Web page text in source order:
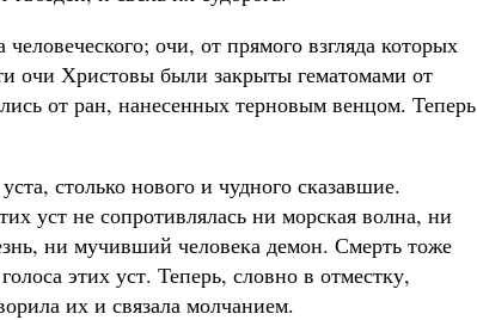
очи, от прямого взгляда которых
очи Христовы были закрыты гематомами от
от ран, нанесенных терновым венцом. Теперь
столько нового и чудного сказавшие.
уст не сопротивлялась ни морская волна, ни
ни мучивший человека демон. Смерть тоже
этих уст. Теперь, словно в отместку,
их и связала молчанием.